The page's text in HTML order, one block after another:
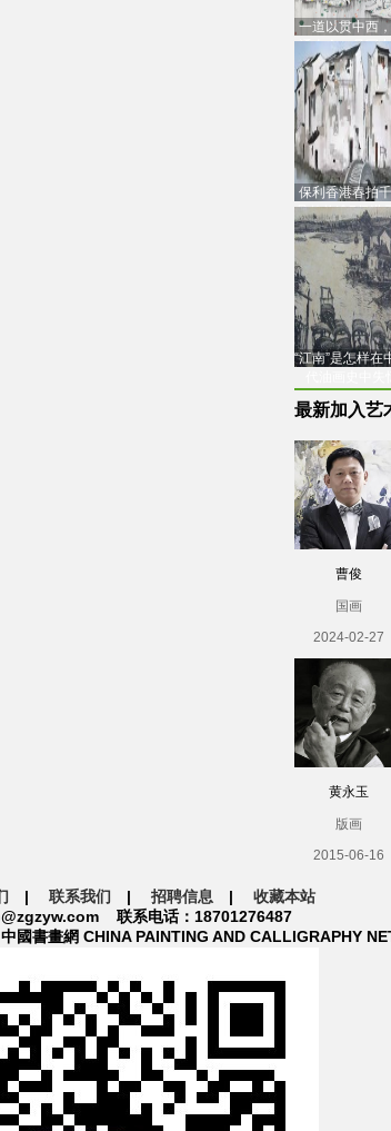
一道以贯中西
通古今：吴冠
创
保利香港春拍
品估价逾7亿港
中
“江南”是怎样在
最新加入艺
曹俊
国画
2024-02-27
黄永玉
版画
2015-06-16
| 联系我们 | 招聘信息 | 收藏本站
联系电话：18701276487
國書畫網 CHINA PAINTING AND CALLIGRAPHY